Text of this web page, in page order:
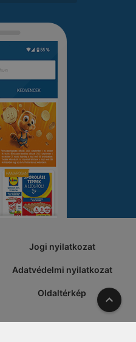
Jogi nyilatkozat
Adatvédelmi nyilatkozat
Oldaltérkép A